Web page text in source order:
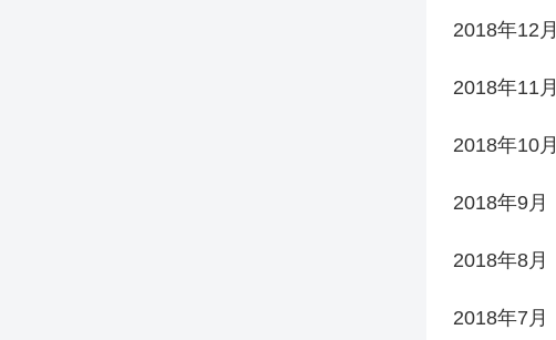
2018年12月
2018年11月
2018年10月
2018年9月
2018年8月
2018年7月